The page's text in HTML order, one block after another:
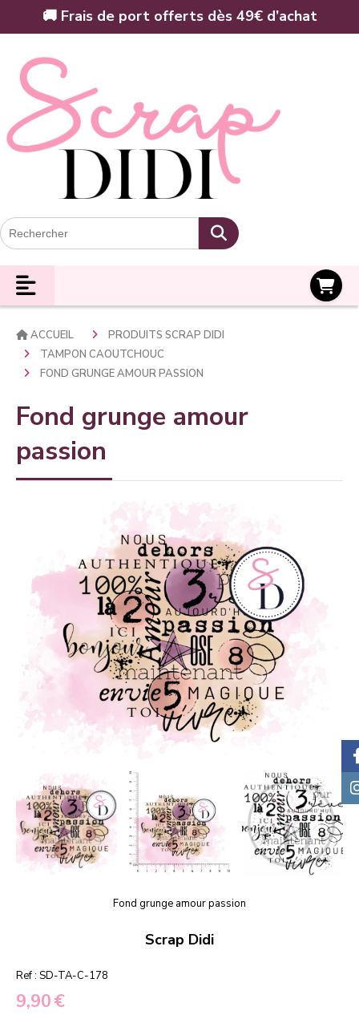
🚚 Frais de port offerts dès 49€ d’achat
ACCUEIL
PRODUITS SCRAP DIDI
TAMPON CAOUTCHOUC
FOND GRUNGE AMOUR PASSION
Fond grunge amour
passion
Fond grunge amour passion
Scrap Didi
Ref : SD-TA-C-178
9,90€